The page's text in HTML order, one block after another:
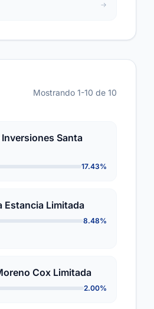
Mostrando 1-10 de 10
Santa
17.43%
Estancia Limitada
8.48%
Cox Limitada
2.00%